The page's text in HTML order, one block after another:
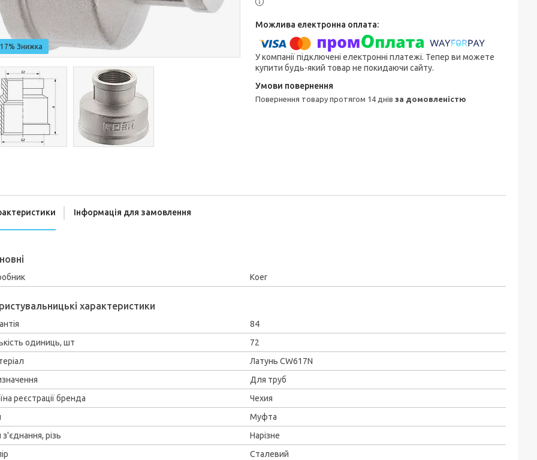
У компанії підключені електронні платежі. Тепер ви можете
купити будь-який товар не покидаючи сайту.
повернення товару протягом 14 днів за домовленістю
Інформація для замовлення
Koer
характеристики
84
одиниць, шт
72
Латунь CW617N
Для труб
реєстрації бренда
Чехия
Муфта
з'єднання, різь
Нарізне
Сталевий